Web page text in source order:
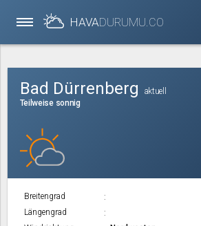
HAVADURUMU.CO
Bad Dürrenberg
aktuell
Teilweise sonnig
Breitengrad
Längengrad